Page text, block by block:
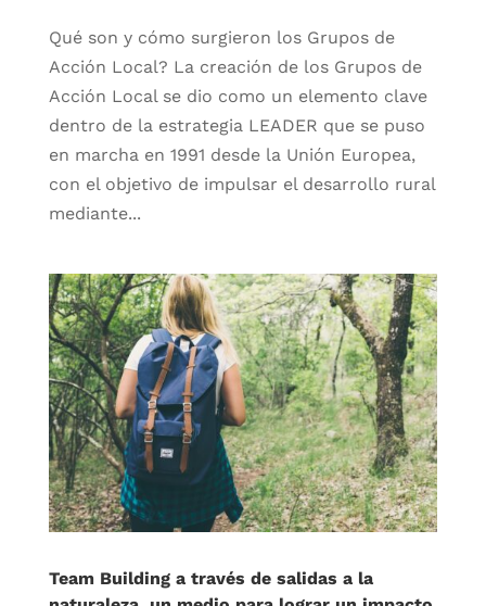
Qué son y cómo surgieron los Grupos de
Acción Local? La creación de los Grupos de
Acción Local se dio como un elemento clave
dentro de la estrategia LEADER que se puso
en marcha en 1991 desde la Unión Europea,
con el objetivo de impulsar el desarrollo rural
mediante...
Team Building a través de salidas a la